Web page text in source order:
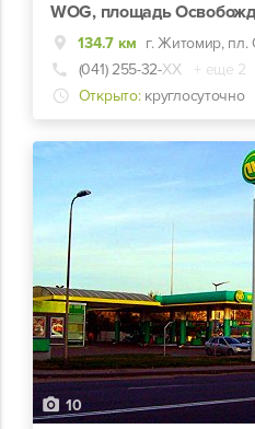
WOG, площадь
134.7 км г. Житомир, пл.
(041) 255-32-ХХ
+ еще 2
Открыто: круглосуточно
10